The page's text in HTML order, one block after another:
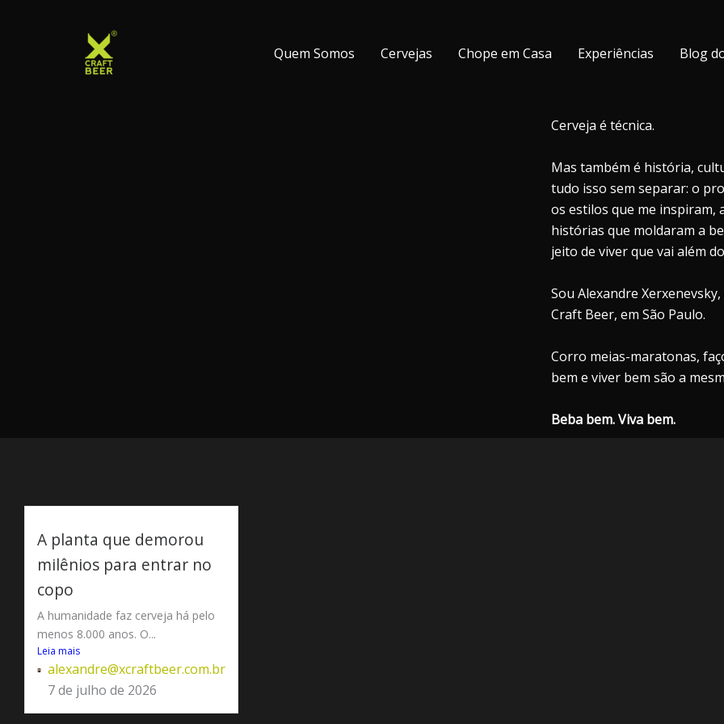
Quem Somos Cervejas Chope em Casa Experiências Blog
Cerveja é técnica.
Mas também é história,
tudo isso sem separar: o
os estilos que me inspiram,
histórias que moldaram a
jeito de viver que vai além
Sou Alexandre
Craft Beer, em São Paulo.
Corro meias-maratonas,
bem e viver bem são a
Beba bem. Viva bem.
A planta que demorou
milênios para entrar no
copo
A humanidade faz cerveja há pelo
menos 8.000 anos. O...
Leia mais
alexandre@xcraftbeer.com.br
7 de julho de 2026